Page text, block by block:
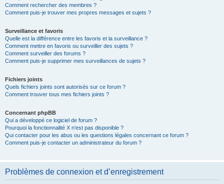
Comment rechercher des membres ?
Comment puis-je trouver mes propres messages et sujets ?
Surveillance et favoris
Quelle est la différence entre les favoris et la surveillance ?
Comment mettre en favoris ou surveiller des sujets ?
Comment surveiller des forums ?
Comment puis-je supprimer mes surveillances de sujets ?
Fichiers joints
Quels fichiers joints sont autorisés sur ce forum ?
Comment trouver tous mes fichiers joints ?
Concernant phpBB
Qui a développé ce logiciel de forum ?
Pourquoi la fonctionnalité X n’est pas disponible ?
Qui contacter pour les abus ou les questions légales concernant ce forum ?
Comment puis-je contacter un administrateur du forum ?
Problèmes de connexion et d’enregistrement